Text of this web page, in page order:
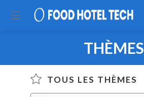
THÈMES
TOUS LES THÈMES